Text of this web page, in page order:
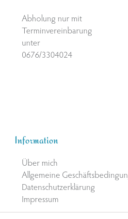
Abholung nur mit
Terminvereinbarung
unter
0676/3304024
Information
Über mich
Allgemeine
Datenschutzerklärung
Impressum